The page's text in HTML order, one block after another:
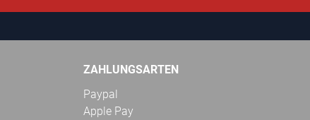
ZAHLUNGSARTEN
Paypal
Apple Pay